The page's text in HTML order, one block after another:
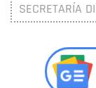
SECRETARÍA